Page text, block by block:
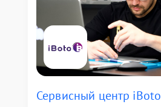
Сервисный центр iBoto